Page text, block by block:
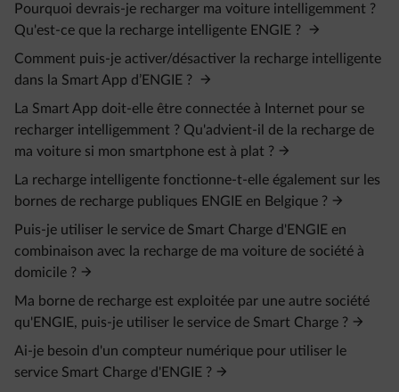
Pourquoi devrais-je recharger ma voiture intelligemment ?
Qu'est-ce que la recharge intelligente ENGIE ?
Comment puis-je activer/désactiver la recharge intelligente
dans la Smart App d’ENGIE ?
La Smart App doit-elle être connectée à Internet pour se
recharger intelligemment ? Qu'advient-il de la recharge de
ma voiture si mon smartphone est à plat ?
La recharge intelligente fonctionne-t-elle également sur les
bornes de recharge publiques ENGIE en Belgique ?
Puis-je utiliser le service de Smart Charge d'ENGIE en
combinaison avec la recharge de ma voiture de société à
domicile ?
Ma borne de recharge est exploitée par une autre société
qu'ENGIE, puis-je utiliser le service de Smart Charge ?
Ai-je besoin d'un compteur numérique pour utiliser le
service Smart Charge d'ENGIE ?